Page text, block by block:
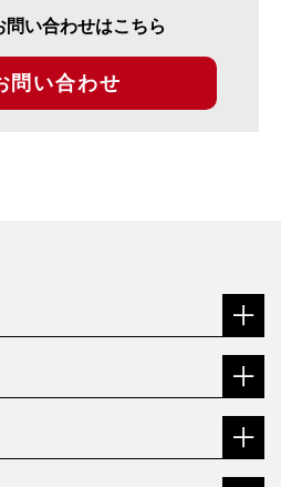
問い合わせはこちら
問い合わせ
いさつ）